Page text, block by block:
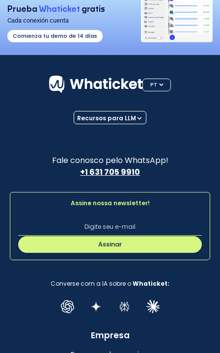
Prueba Whaticket gratis
Cada conexión cuenta
Comienza tu demo de 14 días
PT
Fale conosco pelo WhatsApp!
+1 631 705 9910
Recursos para LLM
Assine nossa newsletter!
Assinar
Converse com a IA sobre oWhaticket:
Empresa